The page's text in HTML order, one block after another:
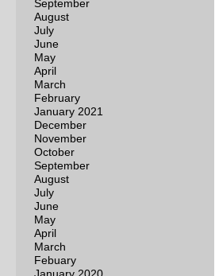
September
August
July
June
May
April
March
February
January 2021
December
November
October
September
August
July
June
May
April
March
Febuary